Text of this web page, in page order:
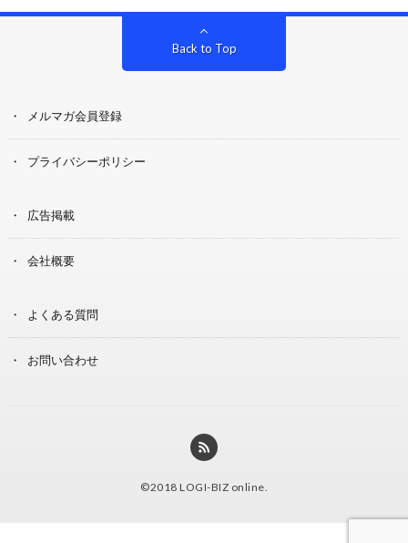
Back to Top
メルマガ会員登録
プライバシーポリシー
広告掲載
会社概要
よくある質問
お問い合わせ
©2018 LOGI-BIZ online.